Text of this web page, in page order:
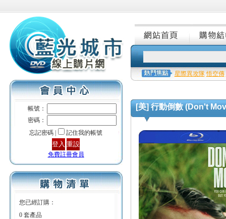
帳號：
密碼：
忘記密碼 |
記住我的帳號
免費註冊會員
您已經訂購：
0 套產品
星際異攻隊 悟空傳
[美] 行動倒數 (Don't